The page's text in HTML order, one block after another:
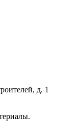
д. 1